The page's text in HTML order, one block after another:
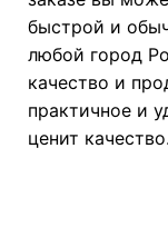
быстрой и
любой город
качество и
практичное и
ценит